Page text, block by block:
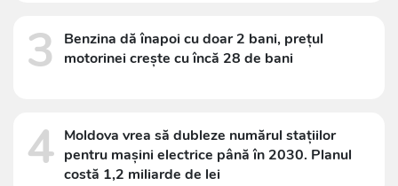
3
Benzina dă înapoi cu doar 2 bani, prețul
motorinei crește cu încă 28 de bani
4 Moldova vrea să dubleze numărul stațiilor
pentru mașini electrice până în 2030. Planul
costă 1,2 miliarde de lei